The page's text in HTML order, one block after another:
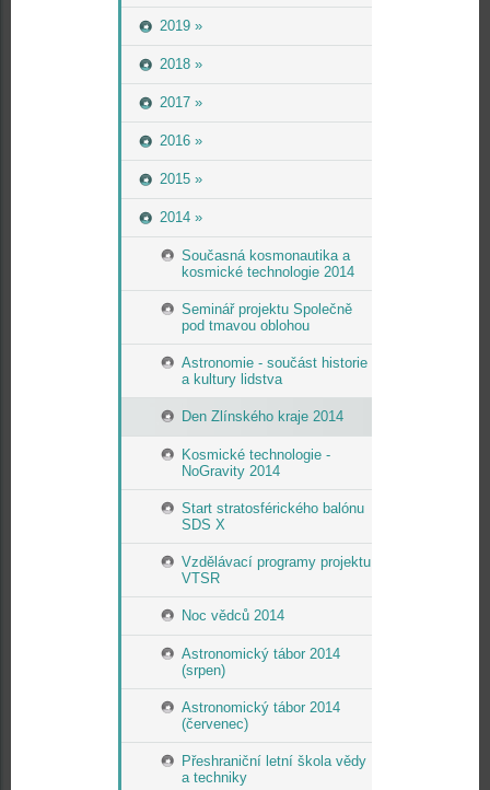
2019 »
2018 »
2017 »
2016 »
2015 »
2014 »
Současná kosmonautika a
kosmické technologie 2014
Seminář projektu Společně
pod tmavou oblohou
Astronomie - součást historie
a kultury lidstva
Den Zlínského kraje 2014
Kosmické technologie -
NoGravity 2014
Start stratosférického balónu
SDS X
Vzdělávací programy projektu
VTSR
Noc vědců 2014
Astronomický tábor 2014
(srpen)
Astronomický tábor 2014
(červenec)
Přeshraniční letní škola vědy
a techniky